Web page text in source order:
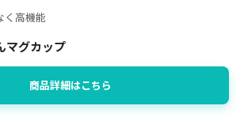
く高機能
マグカップ
商品詳細はこちら